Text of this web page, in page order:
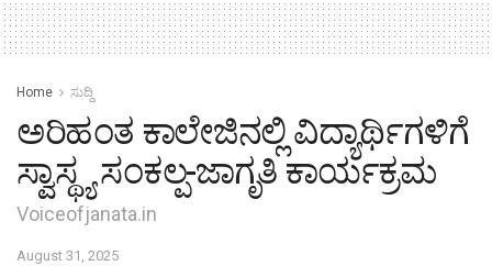
Home ಸುದ್ದಿ
ಅರಿಹಂತ ಕಾಲೇಜಿನಲ್ಲಿ ವಿದ್ಯಾರ್ಥಿಗಳಿಗೆ
ಸ್ವಾಸ್ಥ್ಯ ಸಂಕಲ್ಪ-ಜಾಗೃತಿ ಕಾರ್ಯಕ್ರಮ
Voiceofjanata.in
August 31, 2025